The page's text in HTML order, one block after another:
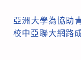
亞洲大學為協助
校中亞聯大網路